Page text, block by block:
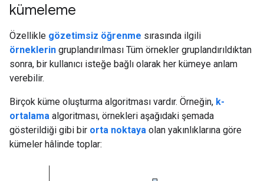
kümeleme
Özellikle gözetimsiz öğrenme sırasında ilgili
örneklerin gruplandırılması Tüm örnekler gruplandırıldıktan
sonra, bir kullanıcı isteğe bağlı olarak her kümeye anlam
verebilir.
Birçok küme oluşturma algoritması vardır. Örneğin, k-
ortalama algoritması, örnekleri aşağıdaki şemada
gösterildiği gibi bir orta noktaya olan yakınlıklarına göre
kümeler hâlinde toplar: